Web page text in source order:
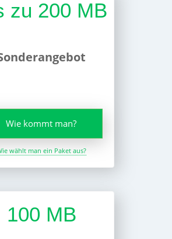
zu 200 MB
Wie kommt man?
wählt man ein Paket aus?
100 MB